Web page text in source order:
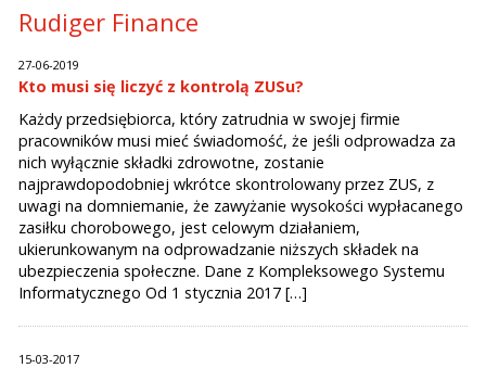
Rudiger Finance
27-06-2019
Kto musi się liczyć z kontrolą ZUSu?
Każdy przedsiębiorca, który zatrudnia w swojej firmie
pracowników musi mieć świadomość, że jeśli odprowadza za
nich wyłącznie składki zdrowotne, zostanie
najprawdopodobniej wkrótce skontrolowany przez ZUS, z
uwagi na domniemanie, że zawyżanie wysokości wypłacanego
zasiłku chorobowego, jest celowym działaniem,
ukierunkowanym na odprowadzanie niższych składek na
ubezpieczenia społeczne. Dane z Kompleksowego Systemu
Informatycznego Od 1 stycznia 2017 […]
15-03-2017